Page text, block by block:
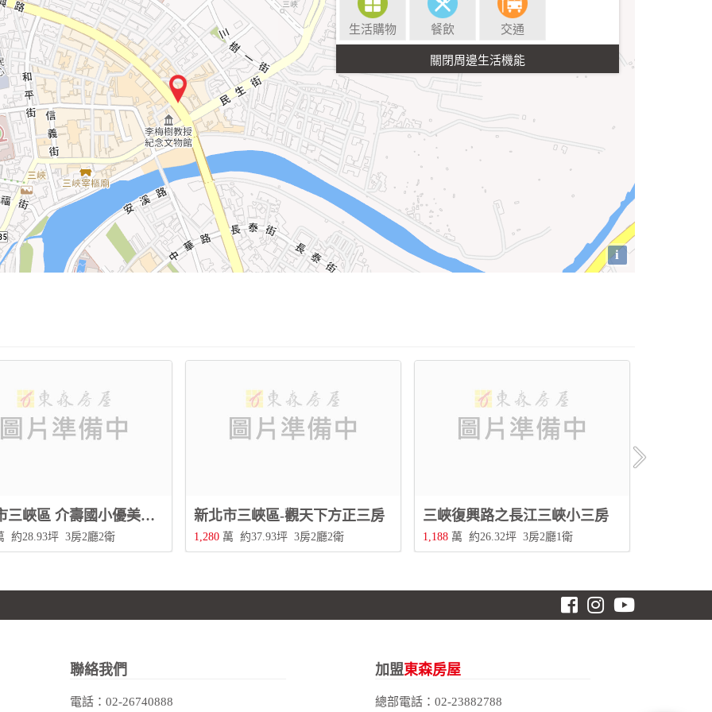
生活購物 餐飲 交通
i
新北市三峽區 介壽國小優美華廈三房
約28.93坪 3房2廳2衛
新北市三峽區-觀天下方正三房
1,280 萬 約37.93坪 3房2廳2衛
三峽復興路之長江三峽小三房
1,188 萬 約26.32坪 3房2廳1衛
聯絡我們
電話：02-26740888
加盟東森房屋
總部電話： 02-23882788